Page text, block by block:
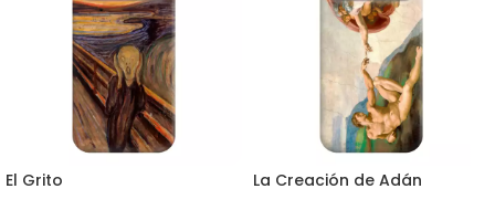
El Grito
La Creación de Adán